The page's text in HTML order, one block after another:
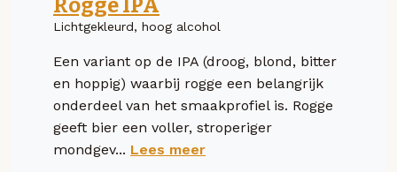
Rogge IPA
Lichtgekleurd, hoog alcohol
Een variant op de IPA (droog, blond, bitter
en hoppig) waarbij rogge een belangrijk
onderdeel van het smaakprofiel is. Rogge
geeft bier een voller, stroperiger
mondgev... Lees meer